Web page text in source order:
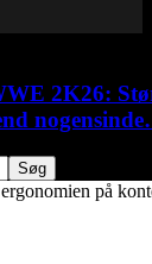
2K26:
på